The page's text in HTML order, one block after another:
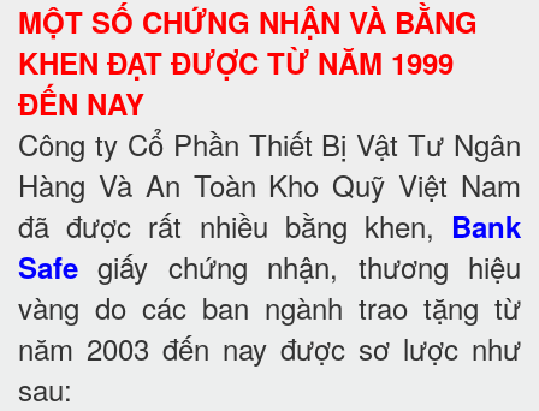
MỘT SỐ CHỨNG NHẬN VÀ BẰNG
KHEN ĐẠT ĐƯỢC TỪ NĂM 1999
ĐẾN NAY
Công ty Cổ Phần Thiết Bị Vật Tư Ngân
Hàng Và An Toàn Kho Quỹ Việt Nam
đã được rất nhiều bằng khen, Bank
Safe giấy chứng nhận, thương hiệu
vàng do các ban ngành trao tặng từ
năm 2003 đến nay được sơ lược như
sau: